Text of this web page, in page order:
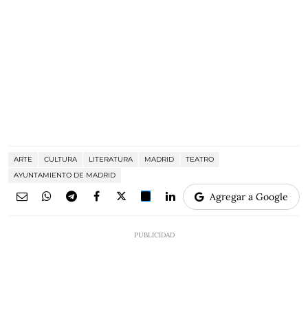
ARTE CULTURA LITERATURA MADRID
TEATRO
AYUNTAMIENTO DE MADRID
Agregar a Google